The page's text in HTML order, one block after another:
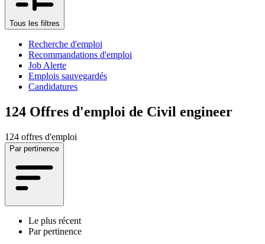
Tous les filtres
Recherche d'emploi
Recommandations d'emploi
Job Alerte
Emplois sauvegardés
Candidatures
124 Offres d'emploi de Civil engineer
124 offres d'emploi
Par pertinence
Le plus récent
Par pertinence